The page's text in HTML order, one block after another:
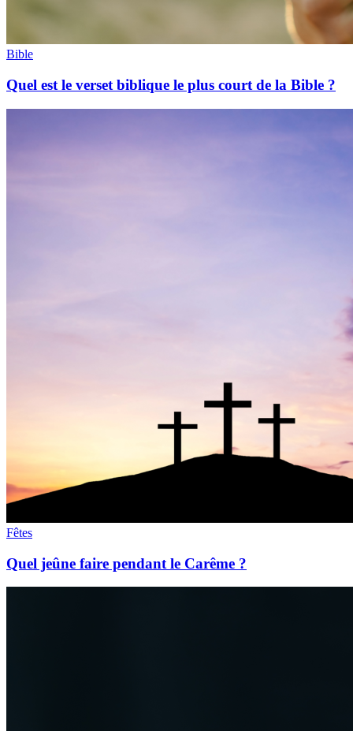
Bible
Quel est le verset biblique le plus court de la Bible ?
Fêtes
Quel jeûne faire pendant le Carême ?